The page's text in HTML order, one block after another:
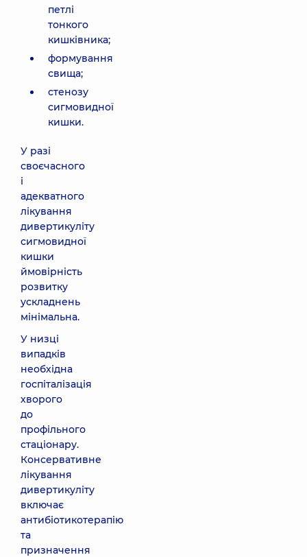
петлі
тонкого
кишківника;
формування
свища;
стенозу
сигмовидної
кишки.
У разі
своєчасного
і
адекватного
лікування
дивертикуліту
сигмовидної
кишки
ймовірність
розвитку
ускладнень
мінімальна.
У низці
випадків
необхідна
госпіталізація
хворого
до
профільного
стаціонару.
Консервативне
лікування
дивертикуліту
включає
антибіотикотерапію
та
призначення